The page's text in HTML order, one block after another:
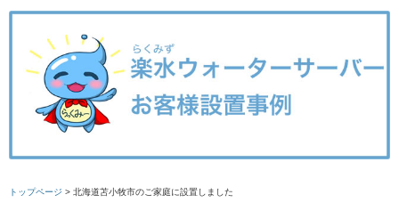
トップページ > 北海道苫小牧市のご家庭に設置しました